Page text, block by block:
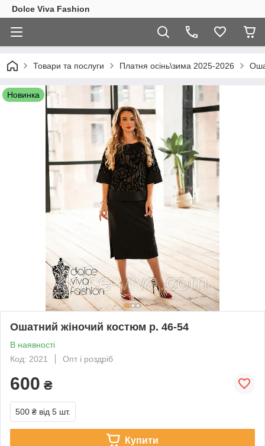
Dolce Viva Fashion
Товари та послуги Платня осінь\зима 2025-2026
Новинка
Ошатний жіночий костюм р. 46-54
В наявності
Код: 2021
Опт і роздріб
600 ₴
500 ₴ від 5 шт.
Купити